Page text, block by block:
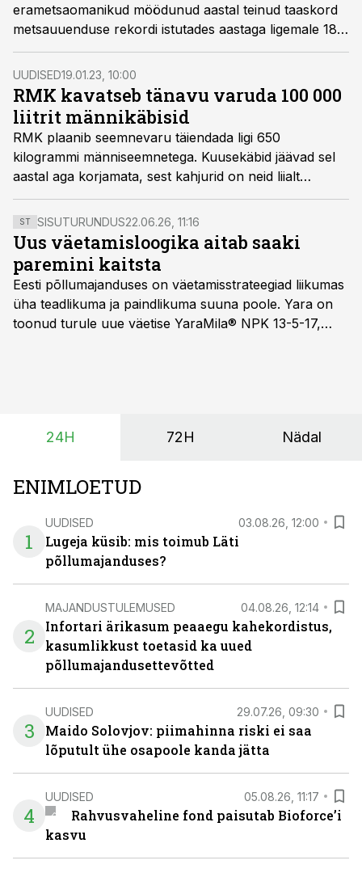
erametsaomanikud möödunud aastal teinud taaskord
metsauuenduse rekordi istutades aastaga ligemale 18
miljonit metsataime.
UUDISED19.01.23, 10:00
RMK kavatseb tänavu varuda 100 000
liitrit männikäbisid
RMK plaanib seemnevaru täiendada ligi 650
kilogrammi männiseemnetega. Kuusekäbid jäävad sel
aastal aga korjamata, sest kahjurid on neid liialt
rikkunud.
ST SISUTURUNDUS22.06.26, 11:16
Uus väetamisloogika aitab saaki
paremini kaitsta
Eesti põllumajanduses on väetamisstrateegiad liikumas
üha teadlikuma ja paindlikuma suuna poole. Yara on
toonud turule uue väetise YaraMila® NPK 13-5-17,
24H 72H Nädal
ENIMLOETUD
1
UUDISED 03.08.26, 12:00
Lugeja küsib: mis toimub Läti
põllumajanduses?
2
MAJANDUSTULEMUSED 04.08.26, 12:14
Infortari ärikasum peaaegu kahekordistus,
kasumlikkust toetasid ka uued
põllumajandusettevõtted
3
UUDISED 29.07.26, 09:30
Maido Solovjov: piimahinna riski ei saa
lõputult ühe osapoole kanda jätta
4
UUDISED 05.08.26, 11:17
Rahvusvaheline fond paisutab Bioforce’i
kasvu